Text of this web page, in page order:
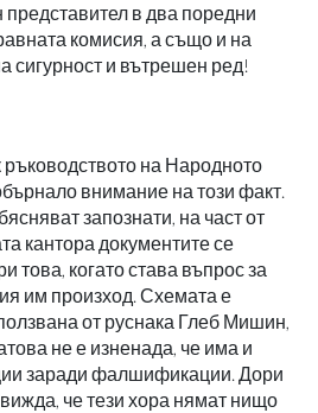
в два поредни
комисия, а също и на
сигурност и вътрешен ред!
на Народното
внимание на този факт.
запознати, на част от
кантора документите се
това, когато става въпрос за
им произход. Схемата е
от руснака Глеб Мишин,
не е изненада, че има и
заради фалшификации. Дори
че тези хора нямат нищо